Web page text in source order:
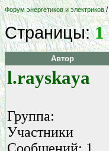
Форум энергетиков и электриков/
Страницы:1
Автор
l.rayskaya
Группа:
Участники